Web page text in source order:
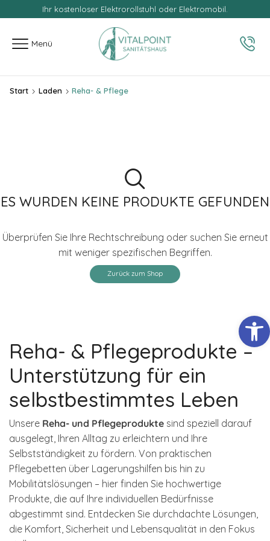
Ihr kostenloser Elektrorollstuhl oder Elektromobil.
Menü
Start Laden Reha- & Pflege
ES WURDEN KEINE PRODUKTE GEFUNDEN
Überprüfen Sie Ihre Rechtschreibung oder suchen Sie erneut
mit weniger spezifischen Begriffen.
Zurück zum Shop
Reha- & Pflegeprodukte –
Unterstützung für ein
selbstbestimmtes Leben
Unsere Reha- und Pflegeprodukte sind speziell darauf
ausgelegt, Ihren Alltag zu erleichtern und Ihre
Selbstständigkeit zu fördern. Von praktischen
Pflegebetten über Lagerungshilfen bis hin zu
Mobilitätslösungen – hier finden Sie hochwertige
Produkte, die auf Ihre individuellen Bedürfnisse
abgestimmt sind. Entdecken Sie durchdachte Lösungen,
die Komfort, Sicherheit und Lebensqualität in den Fokus
NOTWENDIGE
COOKIES
Diese Cookies
sind nicht
werden
standardmäßig